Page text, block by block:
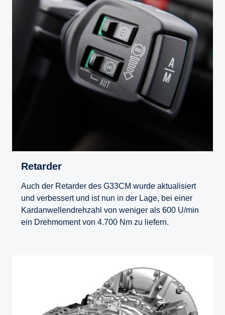
Retarder
Auch der Retarder des G33CM wurde aktualisiert
und verbessert und ist nun in der Lage, bei einer
Kardanwellendrehzahl von weniger als 600 U/min
ein Drehmoment von 4.700 Nm zu liefern.